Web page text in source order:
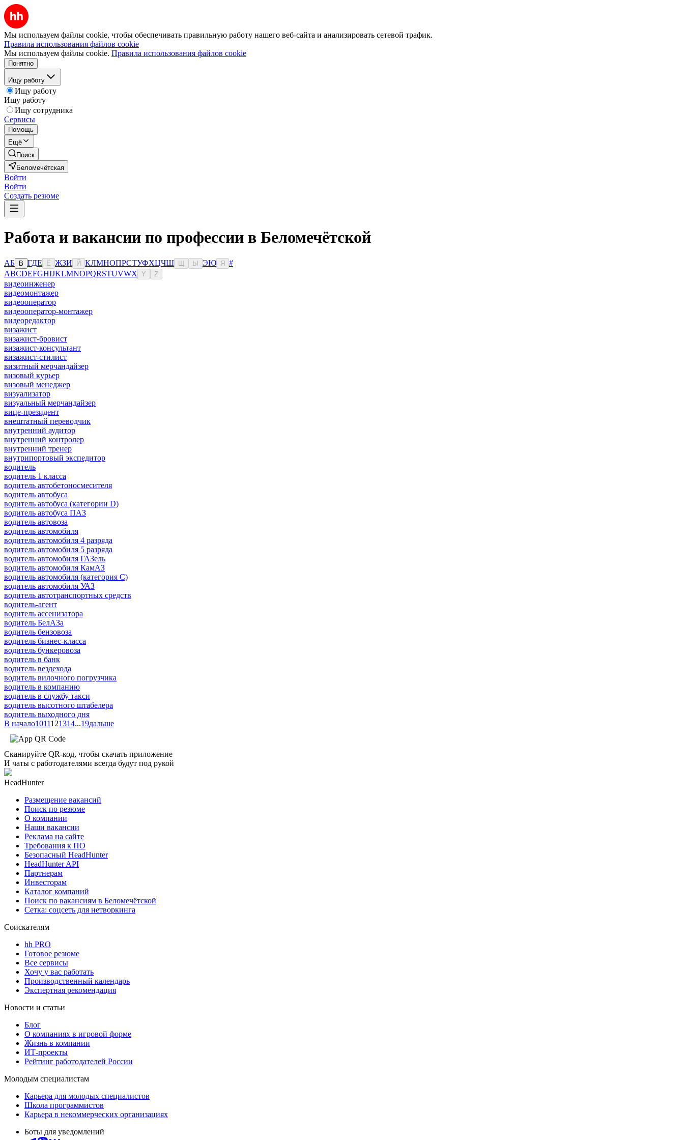
Мы используем файлы cookie, чтобы обеспечивать правильную работу нашего веб-сайта и анализировать сетевой трафик.
Правила использования файлов cookie
Мы используем файлы cookie. Правила использования файлов cookie
Понятно
Ищу работу
Ищу работу
Ищу работу
Ищу сотрудника
Сервисы
Помощь
Ещё
Поиск
Беломечётская
Войти
Войти
Создать резюме
Работа и вакансии по профессии в Беломечётской
АБ В ГДЕ Ё ЖЗИ Й КЛМНОПРСТУФХЦЧШ Ы ЭЮ Я
#
ABCDEFGHIJKLMNOPQRSTUVWX Y Z
видеоинженер
видеомонтажер
видеооператор
видеооператор-монтажер
видеоредактор
визажист
визажист-бровист
визажист-консультант
визажист-стилист
визитный мерчандайзер
визовый курьер
визовый менеджер
визуализатор
визуальный мерчандайзер
вице-президент
внештатный переводчик
внутренний аудитор
внутренний контролер
внутренний тренер
внутрипортовый экспедитор
водитель
водитель 1 класса
водитель автобетоносмесителя
водитель автобуса
водитель автобуса (категории D)
водитель автобуса ПАЗ
водитель автовоза
водитель автомобиля
водитель автомобиля 4 разряда
водитель автомобиля 5 разряда
водитель автомобиля ГАЗель
водитель автомобиля КамАЗ
водитель автомобиля (категория C)
водитель автомобиля УАЗ
водитель автотранспортных средств
водитель-агент
водитель ассенизатора
водитель БелАЗа
водитель бензовоза
водитель бизнес-класса
водитель бункеровоза
водитель в банк
водитель вездехода
водитель вилочного погрузчика
водитель в компанию
водитель в службу такси
водитель высотного штабелера
водитель выходного дня
В начало1011121314...19дальше
Сканируйте QR-код, чтобы скачать приложение
И чаты с работодателями всегда будут под рукой
HeadHunter
Размещение вакансий
Поиск по резюме
О компании
Наши вакансии
Реклама на сайте
Требования к ПО
Безопасный HeadHunter
HeadHunter API
Партнерам
Инвесторам
Каталог компаний
Поиск по вакансиям в Беломечётской
Сетка: соцсеть для нетворкинга
Соискателям
hh PRO
Готовое резюме
Все сервисы
Хочу у вас работать
Производственный календарь
Экспертная рекомендация
Новости и статьи
Блог
О компаниях в игровой форме
Жизнь в компании
ИТ-проекты
Рейтинг работодателей России
Молодым специалистам
Карьера для молодых специалистов
Школа программистов
Карьера в некоммерческих организациях
Боты для уведомлений